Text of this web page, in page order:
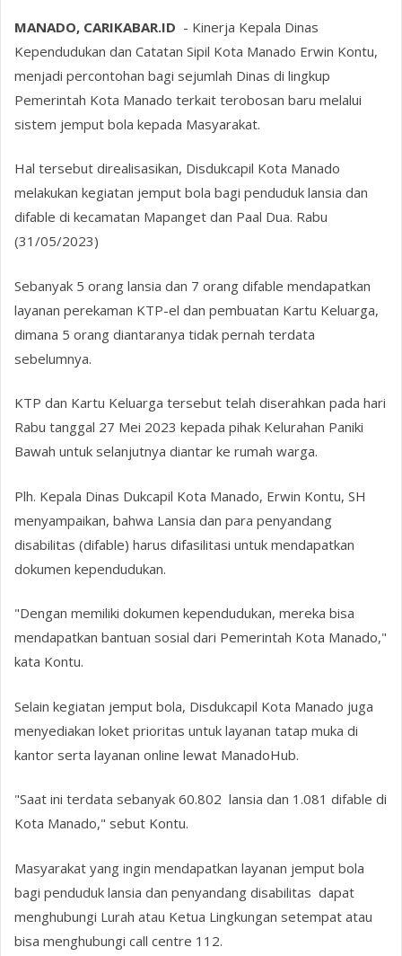
MANADO, CARIKABAR.ID - Kinerja Kepala Dinas
Kependudukan dan Catatan Sipil Kota Manado Erwin Kontu,
menjadi percontohan bagi sejumlah Dinas di lingkup
Pemerintah Kota Manado terkait terobosan baru melalui
sistem jemput bola kepada Masyarakat.
Hal tersebut direalisasikan, Disdukcapil Kota Manado
melakukan kegiatan jemput bola bagi penduduk lansia dan
difable di kecamatan Mapanget dan Paal Dua. Rabu
(31/05/2023)
Sebanyak 5 orang lansia dan 7 orang difable mendapatkan
layanan perekaman KTP-el dan pembuatan Kartu Keluarga,
dimana 5 orang diantaranya tidak pernah terdata
sebelumnya.
KTP dan Kartu Keluarga tersebut telah diserahkan pada hari
Rabu tanggal 27 Mei 2023 kepada pihak Kelurahan Paniki
Bawah untuk selanjutnya diantar ke rumah warga.
Plh. Kepala Dinas Dukcapil Kota Manado, Erwin Kontu, SH
menyampaikan, bahwa Lansia dan para penyandang
disabilitas (difable) harus difasilitasi untuk mendapatkan
dokumen kependudukan.
"Dengan memiliki dokumen kependudukan, mereka bisa
mendapatkan bantuan sosial dari Pemerintah Kota Manado,"
kata Kontu.
Selain kegiatan jemput bola, Disdukcapil Kota Manado juga
menyediakan loket prioritas untuk layanan tatap muka di
kantor serta layanan online lewat ManadoHub.
"Saat ini terdata sebanyak 60.802 lansia dan 1.081 difable di
Kota Manado," sebut Kontu.
Masyarakat yang ingin mendapatkan layanan jemput bola
bagi penduduk lansia dan penyandang disabilitas dapat
menghubungi Lurah atau Ketua Lingkungan setempat atau
bisa menghubungi call centre 112.